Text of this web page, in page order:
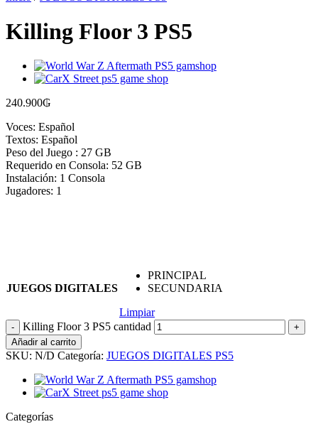
Killing Floor 3 PS5
240.900₲
Voces: Español
Textos: Español
Peso del Juego : 27 GB
Requerido en Consola: 52 GB
Instalación: 1 Consola
Jugadores: 1
JUEGOS DIGITALES
PRINCIPAL
SECUNDARIA
Limpiar
Killing Floor 3 PS5 cantidad
Añadir al carrito
SKU: N/D Categoría: JUEGOS DIGITALES PS5
Categorías